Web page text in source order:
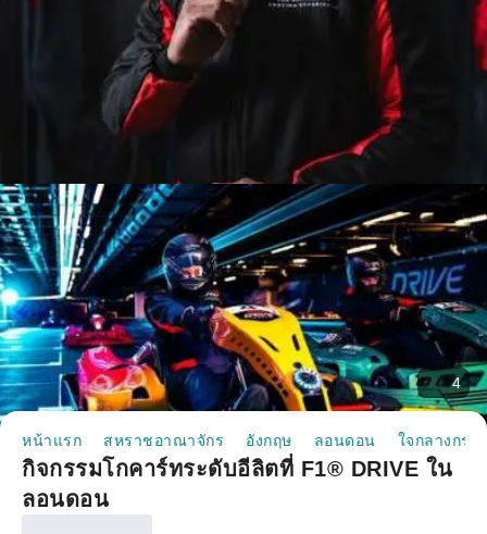
4
หน้าแรก สหราชอาณาจักร อังกฤษ ลอนดอน ใจกลางกรุ
กิจกรรมโกคาร์ทระดับอีลิตที่ F1® DRIVE ใน
ลอนดอน